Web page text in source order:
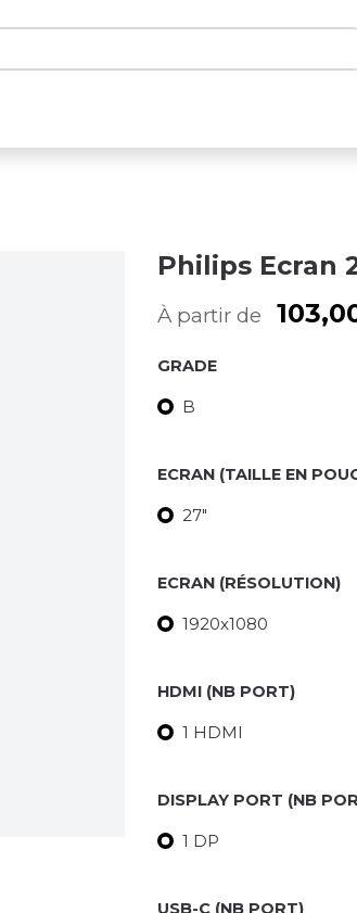
Philips Ecran
À partir de
GRADE
B
ECRAN (TAILLE EN
27"
ECRAN (RÉSOLUTION)
1920x1080
HDMI (NB PORT)
1 HDMI
DISPLAY PORT (NB
1 DP
USB-C (NB PORT)